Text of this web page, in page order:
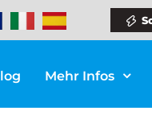
Mehr Infos